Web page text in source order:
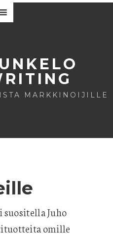
MARKKINOIJILLE
suositella Juho
omille